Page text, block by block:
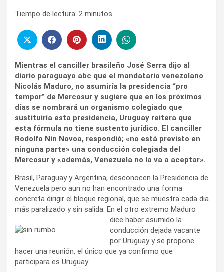
Tiempo de lectura: 2 minutos
Mientras el canciller brasileño José Serra dijo al
diario paraguayo abc que el mandatario venezolano
Nicolás Maduro, no asumiría la presidencia “pro
tempor” de Mercosur y sugiere que en los próximos
días se nombrará un organismo colegiado que
sustituiría esta presidencia, Uruguay reitera que
esta fórmula no tiene sustento jurídico. El canciller
Rodolfo Nin Novoa, respondió; «no está previsto en
ninguna parte» una conducción colegiada del
Mercosur y «además, Venezuela no la va a aceptar».
Brasil, Paraguay y Argentina, desconocen la Presidencia de
Venezuela pero aun no han encontrado una forma
concreta dirigir el bloque regional, que se muestra cada dia
más paralizado y sin salida. En el otro extremo Maduro
dice haber asumido la
conducción dejada vacante
por Uruguay y se propone
hacer una reunión, el único que ya confirmo que
participara es Uruguay.